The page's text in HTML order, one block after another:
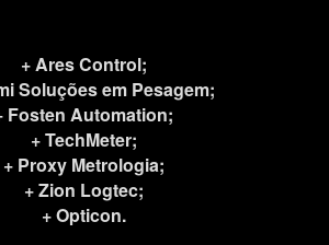
+ Ares Control;
Soluções em Pesagem;
Fosten Automation;
+ TechMeter;
+ Proxy Metrologia;
+ Zion Logtec;
+ Opticon.